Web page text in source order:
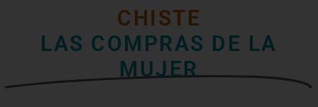
CHISTE
LAS COMPRAS DE LA
MUJER